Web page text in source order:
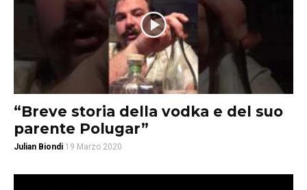
“Breve storia della vodka e del suo
parente Polugar”
Julian Biondi 19 Marzo 2020